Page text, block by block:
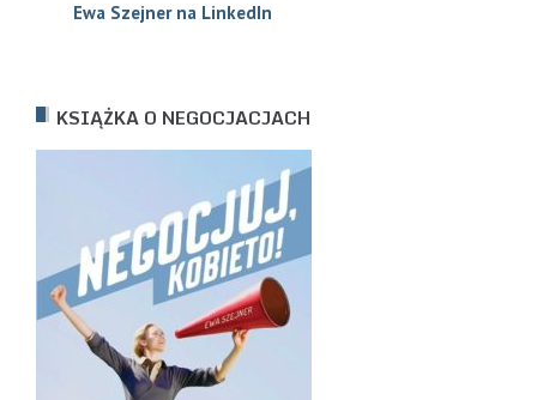
Ewa Szejner na LinkedIn
KSIĄŻKA O NEGOCJACJACH